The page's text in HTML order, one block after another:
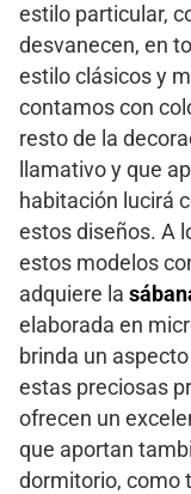
estilo particular,
desvanecen, en
estilo clásicos y
contamos con
resto de la
llamativo y que
habitación lucirá
estos diseños. A
estos modelos
adquiere la
elaborada en
brinda un
estas preciosas
ofrecen un
que aportan
dormitorio, como